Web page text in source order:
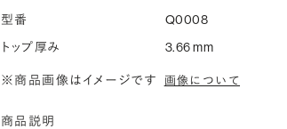
型番
Q0008
トップ厚み
3.66 mm
※商品画像はイメージです 画像について
商品説明